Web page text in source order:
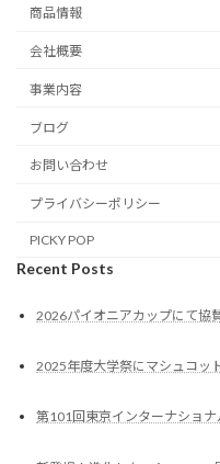
商品情報
会社概要
事業内容
ブログ
お問い合わせ
プライバシーポリシー
PICKY POP
Recent Posts
2026パイオニアカップにて協
2025年度大学祭にマシュコッ
第101回東京インターナショナ